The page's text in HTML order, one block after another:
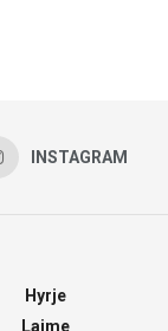
INSTAGRAM
Hyrje
Lajme